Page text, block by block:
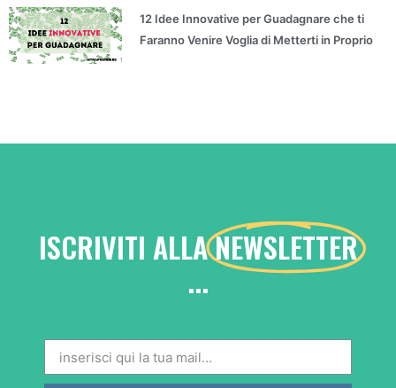
12 Idee Innovative per Guadagnare che ti
Faranno Venire Voglia di Metterti in Proprio
ISCRIVITI ALLANEWSLETTER
...